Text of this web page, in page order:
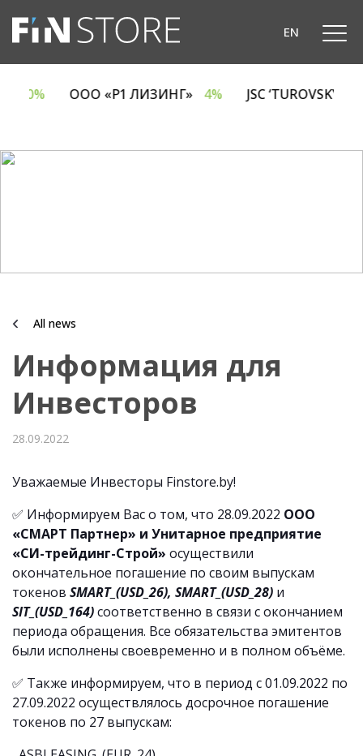
EN
6.70% ООО «Р1 ЛИЗИНГ» 4% JSC ‘TUROVSKY
All news
Информация для
Инвесторов
28.09.2022
Уважаемые Инвесторы Finstore.by!
✅ Информируем Вас о том, что 28.09.2022 ООО
«СМАРТ Партнер» и Унитарное предприятие
«СИ-трейдинг-Строй» осуществили
окончательное погашение по своим выпускам
токенов SMART_(USD_26), SMART_(USD_28) и
SIT_(USD_164)соответственно в связи с окончанием
периода обращения. Все обязательства эмитентов
были исполнены своевременно и в полном объёме.
✅ Также информируем, что в период с 01.09.2022 по
27.09.2022 осуществлялось досрочное погашение
токенов по 27 выпускам: